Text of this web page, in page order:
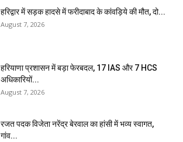
हरिद्वार में सड़क हादसे में फरीदाबाद के कांवड़िये की मौत, दो...
August 7, 2026
हरियाणा प्रशासन में बड़ा फेरबदल, 17 IAS और 7 HCS
अधिकारियों...
August 7, 2026
रजत पदक विजेता नरेंद्र बेरवाल का हांसी में भव्य स्वागत,
गांव...